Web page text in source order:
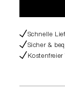
Schnelle
Sicher &